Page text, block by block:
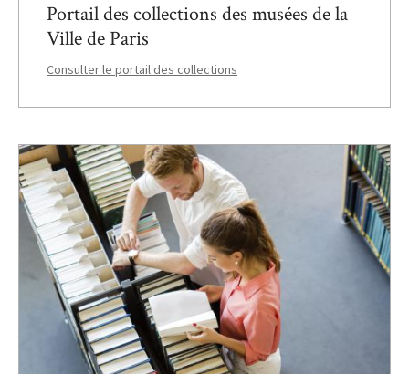
Portail des collections des musées de la
Ville de Paris
Consulter le portail des collections